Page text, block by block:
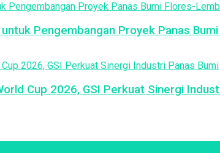
Pengembangan Proyek Panas
Cup 2026, GSI Perkuat Sinergi